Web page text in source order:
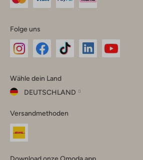
Folge uns
Instagram
Facebook
TikTok
Wähle dein Land
DEUTSCHLAND
dein
Land
Versandmethoden